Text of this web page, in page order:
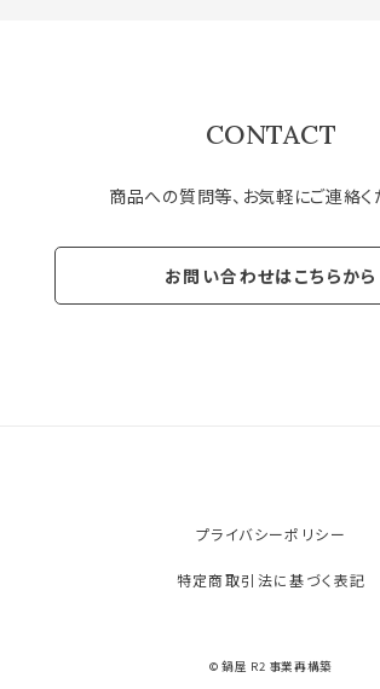
CONTACT
商品への質問等、お気軽にご連絡く
お問い合わせはこちらから
プライバシーポリシー
特定商取引法に基づく表記
© 鍋屋 R2 事業再構築